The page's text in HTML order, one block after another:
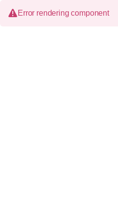
Error rendering component